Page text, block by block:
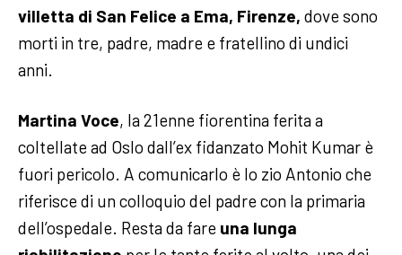
villetta di San Felice a Ema, Firenze, dove sono
morti in tre, padre, madre e fratellino di undici
anni.
Martina Voce, la 21enne fiorentina ferita a
coltellate ad Oslo dall’ex fidanzato Mohit Kumar è
fuori pericolo. A comunicarlo è lo zio Antonio che
riferisce di un colloquio del padre con la primaria
dell’ospedale. Resta da fare una lunga